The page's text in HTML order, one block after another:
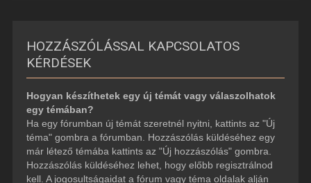
HOZZÁSZÓLÁSSAL KAPCSOLATOS
KÉRDÉSEK
Hogyan készíthetek egy új témát vagy válaszolhatok
egy témában?
Ha egy fórumban új témát szeretnél nyitni, kattints az "Új
téma" gombra a fórumban. Hozzászólás küldéséhez egy
már létező témába kattints az "Új hozzászólás" gombra.
Hozzászólás küldéséhez lehet, hogy előbb regisztrálnod
kell. A jogosultságaidat a fórum vagy téma oldalak alján